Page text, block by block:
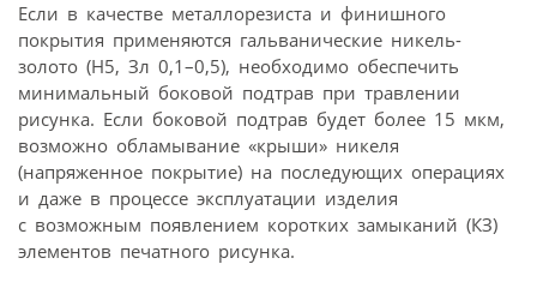
Если в качестве металлорезиста и финишного
покрытия применяются гальванические никель-
золото (Н5, Зл 0,1–0,5), необходимо обеспечить
минимальный боковой подтрав при травлении
рисунка. Если боковой подтрав будет более 15 мкм,
возможно обламывание «крыши» никеля
(напряженное покрытие) на последующих операциях
и даже в процессе эксплуатации изделия
с возможным появлением коротких замыканий (КЗ)
элементов печатного рисунка.